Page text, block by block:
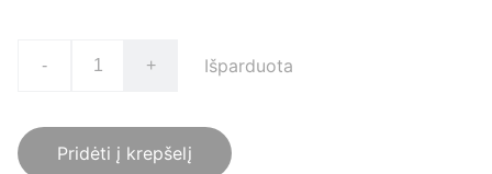
- + Išparduota
Pridėti į krepšelį